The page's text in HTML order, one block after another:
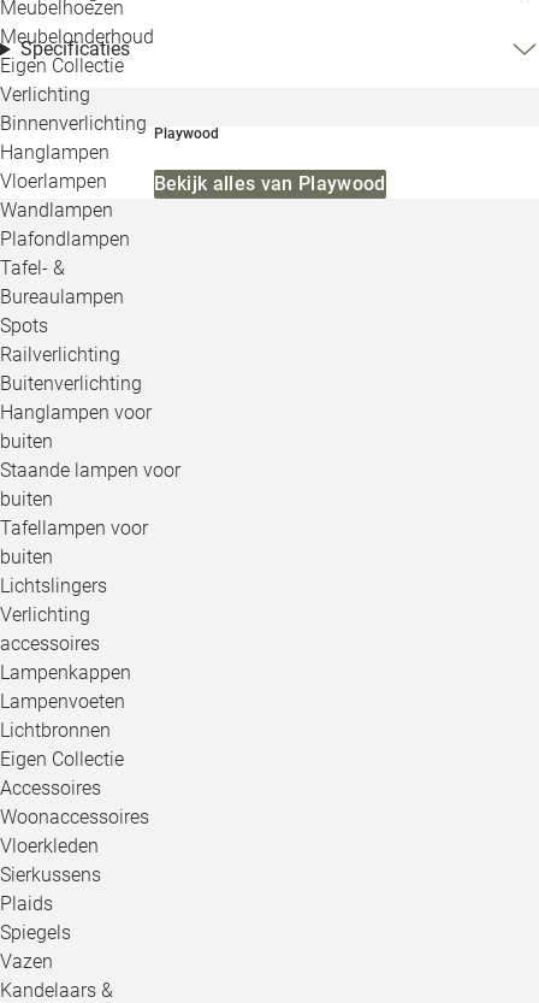
Meubelhoezen
Meubelonderhoud
Eigen Collectie
Verlichting
Binnenverlichting
Hanglampen
Vloerlampen
Wandlampen
Plafondlampen
Tafel- &
Bureaulampen
Spots
Railverlichting
Buitenverlichting
Hanglampen voor
buiten
Staande lampen voor
buiten
Tafellampen voor
buiten
Lichtslingers
Verlichting
accessoires
Lampenkappen
Lampenvoeten
Lichtbronnen
Eigen Collectie
Accessoires
Woonaccessoires
Vloerkleden
Sierkussens
Plaids
Spiegels
Vazen
Kandelaars &
Specificaties
Playwood
Bekijk alles van Playwood